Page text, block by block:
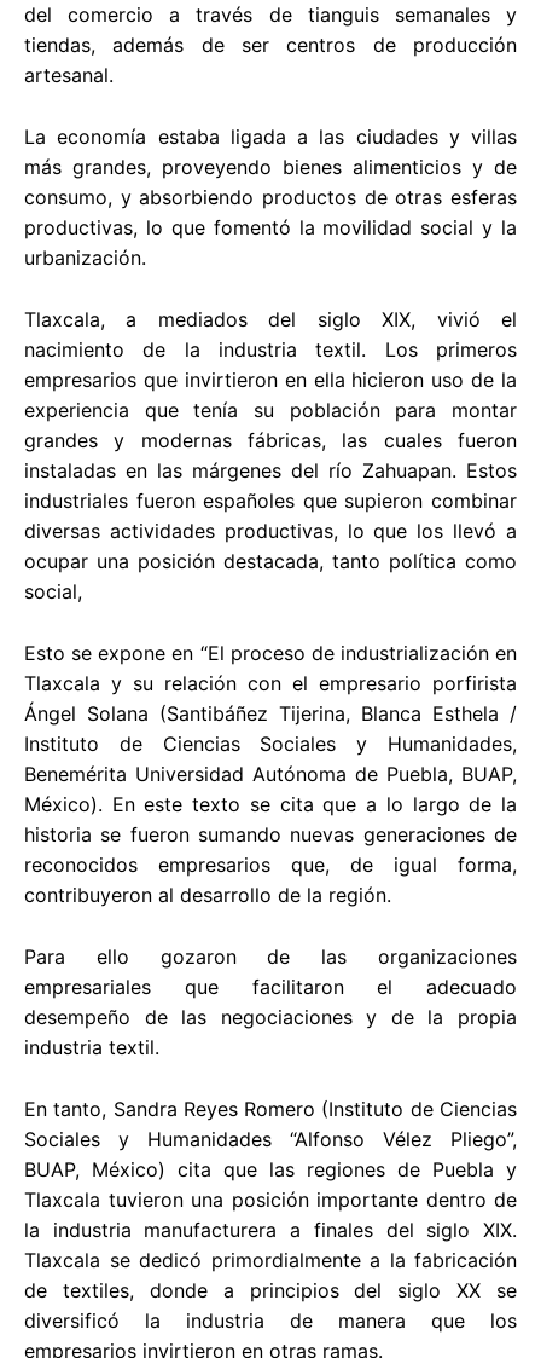
del comercio a través de tianguis semanales y
tiendas, además de ser centros de producción
artesanal.
La economía estaba ligada a las ciudades y villas
más grandes, proveyendo bienes alimenticios y de
consumo, y absorbiendo productos de otras esferas
productivas, lo que fomentó la movilidad social y la
urbanización.
Tlaxcala, a mediados del siglo XIX, vivió el
nacimiento de la industria textil. Los primeros
empresarios que invirtieron en ella hicieron uso de la
experiencia que tenía su población para montar
grandes y modernas fábricas, las cuales fueron
instaladas en las márgenes del río Zahuapan. Estos
industriales fueron españoles que supieron combinar
diversas actividades productivas, lo que los llevó a
ocupar una posición destacada, tanto política como
social,
Esto se expone en “El proceso de industrialización en
Tlaxcala y su relación con el empresario porfirista
Ángel Solana (Santibáñez Tijerina, Blanca Esthela /
Instituto de Ciencias Sociales y Humanidades,
Benemérita Universidad Autónoma de Puebla, BUAP,
México). En este texto se cita que a lo largo de la
historia se fueron sumando nuevas generaciones de
reconocidos empresarios que, de igual forma,
contribuyeron al desarrollo de la región.
Para ello gozaron de las organizaciones
empresariales que facilitaron el adecuado
desempeño de las negociaciones y de la propia
industria textil.
En tanto, Sandra Reyes Romero (Instituto de Ciencias
Sociales y Humanidades “Alfonso Vélez Pliego”,
BUAP, México) cita que las regiones de Puebla y
Tlaxcala tuvieron una posición importante dentro de
la industria manufacturera a finales del siglo XIX.
Tlaxcala se dedicó primordialmente a la fabricación
de textiles, donde a principios del siglo XX se
diversificó la industria de manera que los
empresarios invirtieron en otras ramas.